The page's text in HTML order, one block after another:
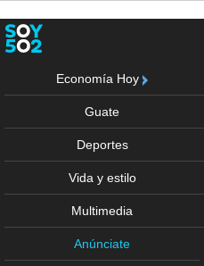
Economía Hoy
Guate
Deportes
Vida y estilo
Multimedia
Anúnciate